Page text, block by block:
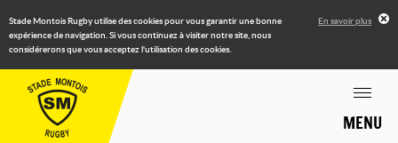
Stade Montois Rugby utilise des cookies pour vous garantir une bonne
expérience de navigation. Si vous continuez à visiter notre site, nous
considérerons que vous acceptez l'utilisation des cookies.
En savoir plus
MENU